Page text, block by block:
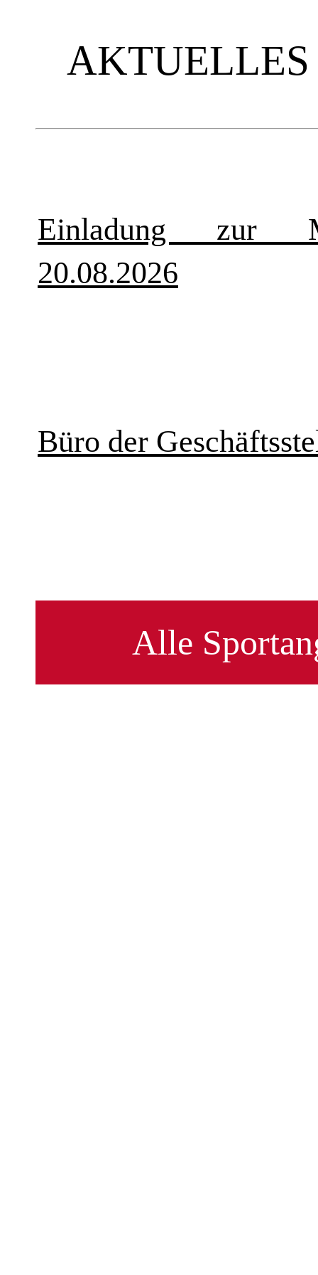
Einladung zur
20.08.2026
Büro der